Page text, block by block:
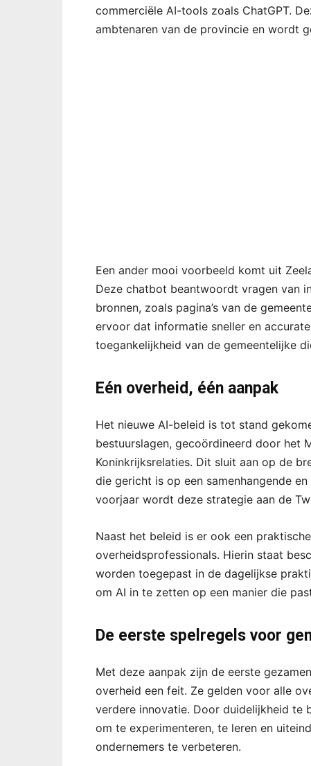
commerciële AI-tools zoals ChatGPT.
ambtenaren van de provincie en wordt
Een ander mooi voorbeeld komt uit
Deze chatbot beantwoordt vragen van
bronnen, zoals pagina’s van de
ervoor dat informatie sneller en
toegankelijkheid van de gemeentelijke
Eén overheid, één aanpak
Het nieuwe AI-beleid is tot stand
bestuurslagen, gecoördineerd door het
Koninkrijksrelaties. Dit sluit aan op de
die gericht is op een samenhangende
voorjaar wordt deze strategie aan de
Naast het beleid is er ook een
overheidsprofessionals. Hierin staat
worden toegepast in de dagelijkse
om AI in te zetten op een manier die
De eerste spelregels voor
Met deze aanpak zijn de eerste
overheid een feit. Ze gelden voor alle
verdere innovatie. Door duidelijkheid te
om te experimenteren, te leren en
ondernemers te verbeteren.